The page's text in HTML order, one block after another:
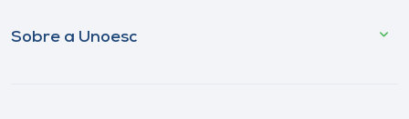
Sobre a Unoesc